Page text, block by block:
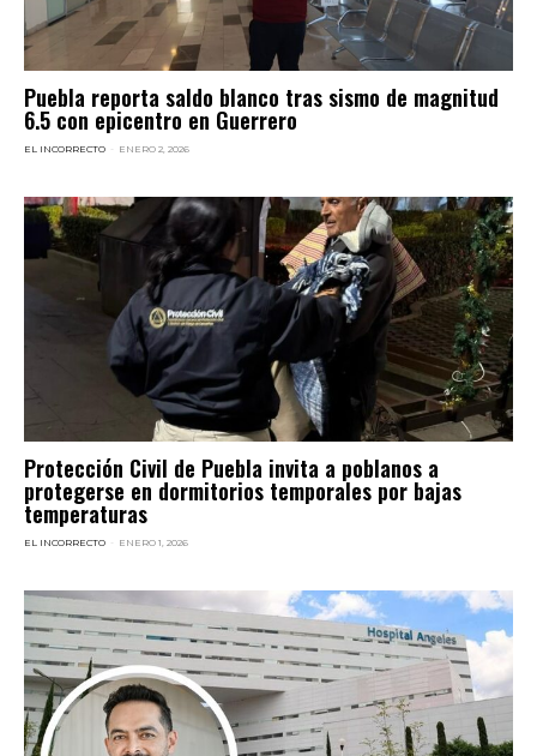
Puebla reporta saldo blanco tras sismo de magnitud
6.5 con epicentro en Guerrero
EL INCORRECTO - ENERO 2, 2026
Protección Civil de Puebla invita a poblanos a
protegerse en dormitorios temporales por bajas
temperaturas
EL INCORRECTO - ENERO 1, 2026